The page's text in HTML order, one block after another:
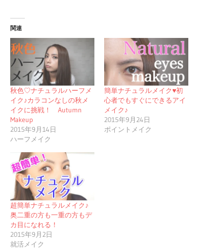
関連
秋色♡ナチュラルハーフメ
イク♪カラコンなしの秋メ
イクに挑戦！ Autumn
Makeup
2015年9月14日
ハーフメイク
簡単ナチュラルメイク♥初
心者でもすぐにできるアイ
メイク♪
2015年9月24日
ポイントメイク
超簡単ナチュラルメイク♪
奥二重の方も一重の方もデ
カ目になれる！
2015年9月2日
就活メイク